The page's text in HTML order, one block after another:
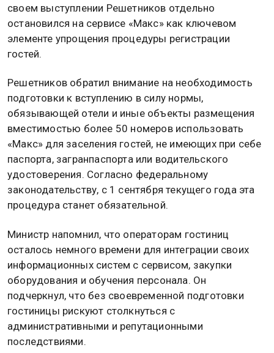
своем выступлении Решетников отдельно
остановился на сервисе «Макс» как ключевом
элементе упрощения процедуры регистрации
гостей.
Решетников обратил внимание на необходимость
подготовки к вступлению в силу нормы,
обязывающей отели и иные объекты размещения
вместимостью более 50 номеров использовать
«Макс» для заселения гостей, не имеющих при себе
паспорта, загранпаспорта или водительского
удостоверения. Согласно федеральному
законодательству, с 1 сентября текущего года эта
процедура станет обязательной.
Министр напомнил, что операторам гостиниц
осталось немного времени для интеграции своих
информационных систем с сервисом, закупки
оборудования и обучения персонала. Он
подчеркнул, что без своевременной подготовки
гостиницы рискуют столкнуться с
административными и репутационными
последствиями.